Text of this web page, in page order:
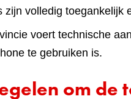
zijn volledig
voert technische
te gebruiken is.
om de